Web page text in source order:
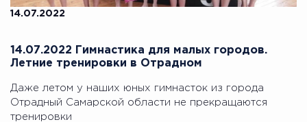
14.07.2022
14.07.2022 Гимнастика для малых городов.
Летние тренировки в Отрадном
Даже летом у наших юных гимнасток из города
Отрадный Самарской области не прекращаются
тренировки